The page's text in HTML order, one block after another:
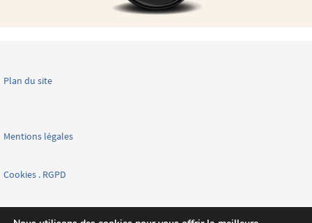
Plan du site
Mentions légales
Cookies . RGPD